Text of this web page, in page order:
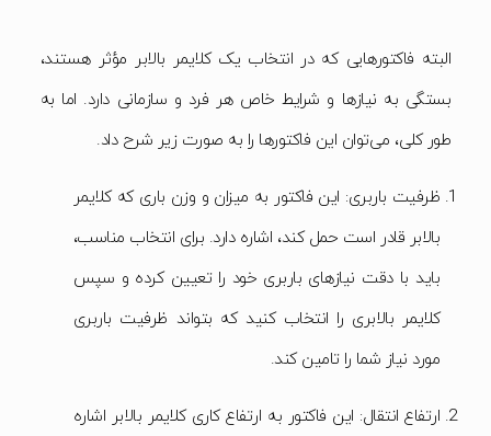
البته فاکتورهایی که در انتخاب یک کلایمر بالابر مؤثر هستند،
بستگی به نیازها و شرایط خاص هر فرد و سازمانی دارد. اما به
طور کلی، می‌توان این فاکتورها را به صورت زیر شرح داد.
ظرفیت باربری: این فاکتور به میزان و وزن باری که کلایمر
بالابر قادر است حمل کند، اشاره دارد. برای انتخاب مناسب،
باید با دقت نیازهای باربری خود را تعیین کرده و سپس
کلایمر بالابری را انتخاب کنید که بتواند ظرفیت باربری
مورد نیاز شما را تامین کند.
ارتفاع انتقال: این فاکتور به ارتفاع کاری کلایمر بالابر اشاره